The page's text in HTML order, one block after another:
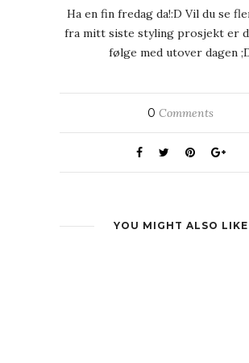
Ha en fin fredag da!:D Vil du se
fra mitt siste styling prosjekt er
følge med utover dagen
0 Comments
YOU MIGHT ALSO LIKE